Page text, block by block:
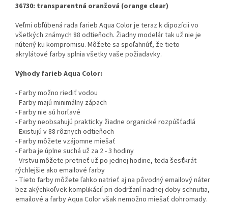
36730: transparentná oranžová (orange clear)
Veľmi obľúbená rada farieb Aqua Color je teraz k dipozícii vo
všetkých známych 88 odtieňoch. Žiadny modelár tak už nie je
nútený ku kompromisu. Môžete sa spoľahnúť, že tieto
akrylátové farby splnia všetky vaše požiadavky.
Výhody farieb Aqua Color:
- Farby možno riediť vodou
- Farby majú minimálny zápach
- Farby nie sú horľavé
- Farby neobsahujú prakticky žiadne organické rozpúšťadlá
- Existujú v 88 rôznych odtieňoch
- Farby môžete vzájomne miešať
- Farba je úplne suchá už za 2 - 3 hodiny
- Vrstvu môžete pretrieť už po jednej hodine, teda šesťkrát
rýchlejšie ako emailové farby
- Tieto farby môžete ľahko natrieť aj na pôvodný emailový náter
bez akýchkoľvek komplikácií pri dodržaní riadnej doby schnutia,
emailové a farby Aqua Color však nemožno miešať dohromady.